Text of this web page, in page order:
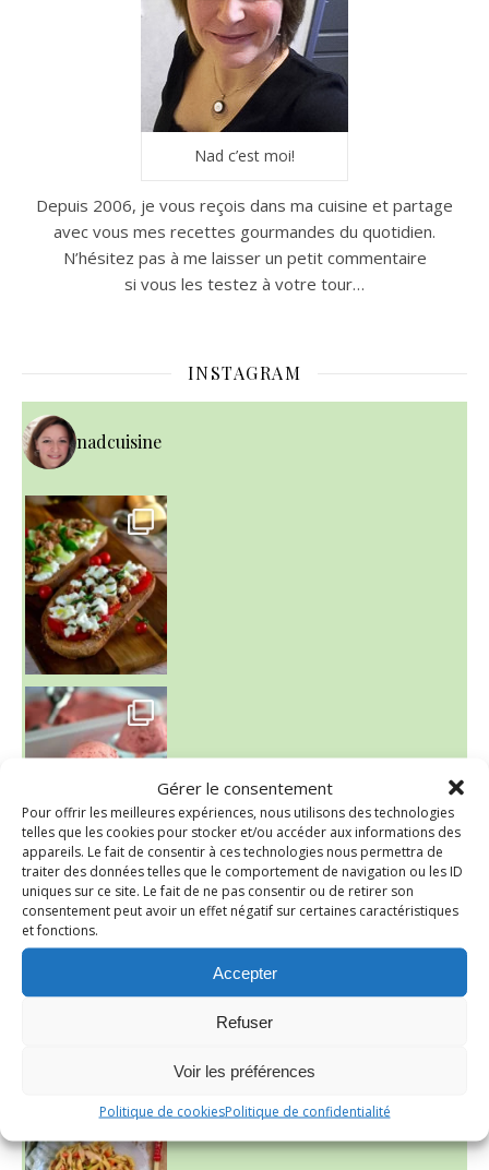
Gérer le consentement
Pour offrir les meilleures expériences, nous utilisons des technologies
telles que les cookies pour stocker et/ou accéder aux informations des
appareils. Le fait de consentir à ces technologies nous permettra de
traiter des données telles que le comportement de navigation ou les ID
uniques sur ce site. Le fait de ne pas consentir ou de retirer son
consentement peut avoir un effet négatif sur certaines caractéristiques
et fonctions.
Accepter
Refuser
Voir les préférences
Politique de cookiesPolitique de confidentialité
Nad c’est moi!
Depuis 2006, je vous reçois dans ma cuisine et partage
avec vous mes recettes gourmandes du quotidien.
N’hésitez pas à me laisser un petit commentaire
si vous les testez à votre tour…
INSTAGRAM
nadcuisine
~ NICE CREAM À LA FRAISE ~
Presque un mois que